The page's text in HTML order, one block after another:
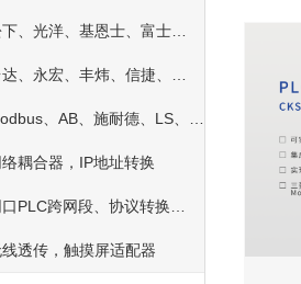
、光洋、基恩士、富士…
达、永宏、丰炜、信捷、…
、AB、施耐德、LS、…
络耦合器，IP地址转换
口PLC跨网段、协议转换…
透传，触摸屏适配器